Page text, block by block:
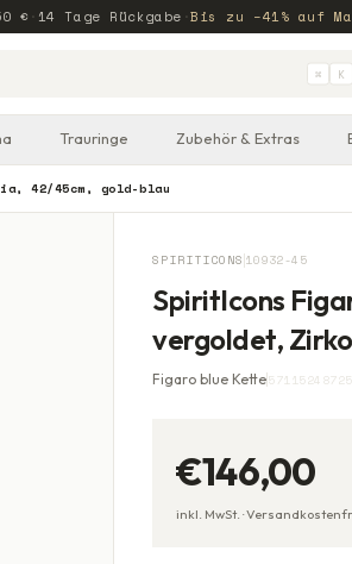
€ · 14 Tage Rückgabe ·Bis zu −41% auf
⌘ K
Trauringe Zubehör & Extras
42/45cm, gold-blau
SPIRITICONS 10932-45
SpiritIcons
vergoldet,
Figaro blue Kette
€146,00
inkl. MwSt. ·